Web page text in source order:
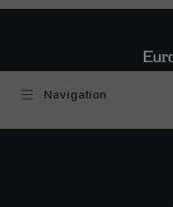
Navigation